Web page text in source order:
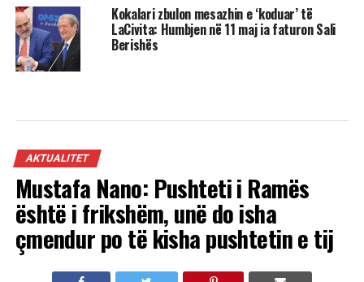
Kokalari zbulon mesazhin e ‘koduar’ të
LaCivita: Humbjen në 11 maj ia faturon Sali
Berishës
AKTUALITET
Mustafa Nano: Pushteti i Ramës
është i frikshëm, unë do isha
çmendur po të kisha pushtetin e tij